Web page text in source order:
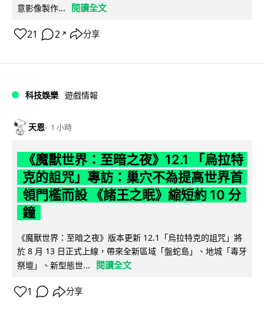
意影像製作...
閱讀全文
21 2 ↗ 分享
科技娛樂 遊戲情報
天恩 1 小時
《魔獸世界：至暗之夜》12.1 「烏拉特
克的詛咒」專訪：巢穴不為提高世界首
領門檻而設 《諸王之眠》縮短約 10 分
鐘
《魔獸世界：至暗之夜》版本更新 12.1「烏拉特克的詛咒」將
於 8 月 13 日正式上線，帶來全新區域「盤蛇島」、地城「毒牙
祭壇」、新型態世...
閱讀全文
1 分享